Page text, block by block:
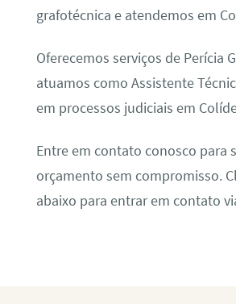
grafotécnica e atendemos em
Oferecemos serviços de Perícia
atuamos como Assistente
em processos judiciais em
Entre em contato conosco para
orçamento sem compromisso.
abaixo para entrar em contato